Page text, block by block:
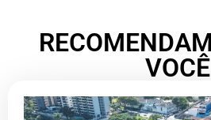
VOCÊ